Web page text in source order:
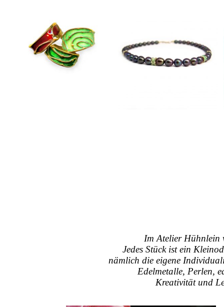
Im Atelier Hühnlein
Jedes Stück ist ein
nämlich die eigene
Edelmetalle, Perlen,
Kreativität und